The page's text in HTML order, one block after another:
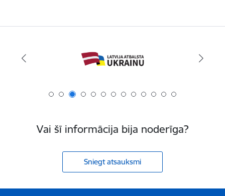
Vai šī informācija bija noderīga?
Sniegt atsauksmi